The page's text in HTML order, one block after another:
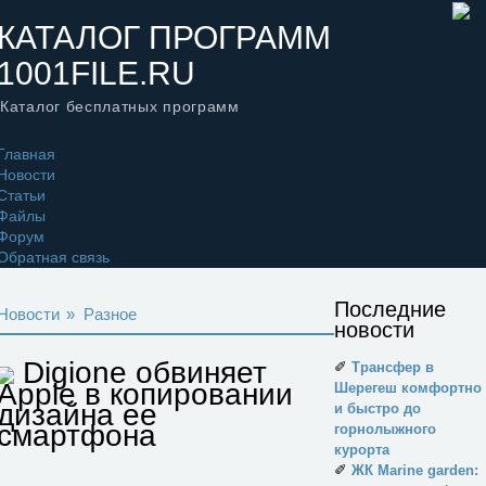
ПРОГРАММ
Каталог бесплатных программ
связь
» Разное
Digione обвиняет
в копировании
ее
Последние
новости
✐ Трансфер в
Шерегеш комфортно
и быстро до
горнолыжного
курорта
✐ ЖК Marine garden: